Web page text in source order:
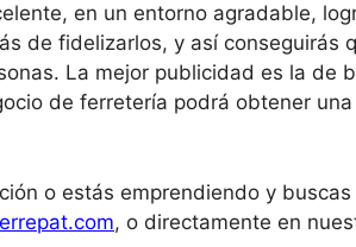
en un entorno agradable,
de fidelizarlos, y así conseguirás
La mejor publicidad es la de
de ferretería podrá obtener
o estás emprendiendo y buscas
, o directamente en